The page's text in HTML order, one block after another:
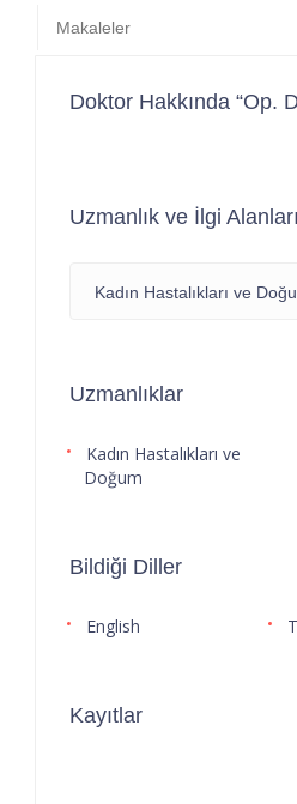
Makaleler
Doktor Hakkında “Op.
Uzmanlık ve İlgi Alanları
Kadın Hastalıkları ve
Uzmanlıklar
Kadın Hastalıkları ve
Doğum
Bildiği Diller
English
Kayıtlar